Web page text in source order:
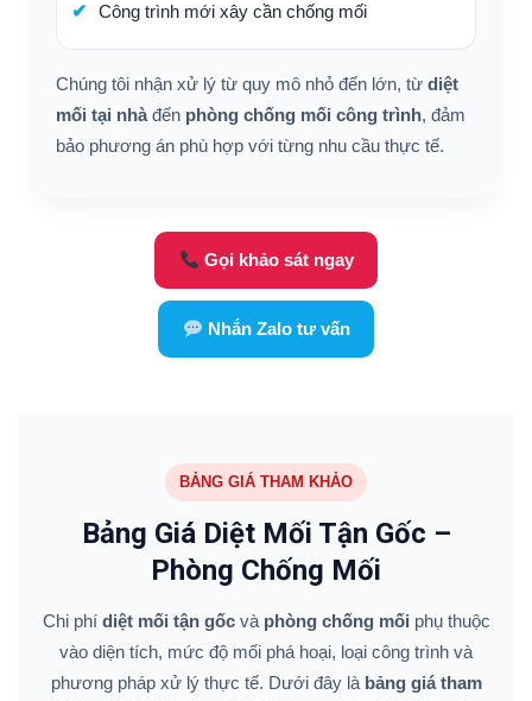
Công trình mới xây cần chống mối
Chúng tôi nhận xử lý từ quy mô nhỏ đến lớn, từ diệt
mối tại nhà đến phòng chống mối công trình, đảm
bảo phương án phù hợp với từng nhu cầu thực tế.
Gọi khảo sát ngay
Nhắn Zalo tư vấn
BẢNG GIÁ THAM KHẢO
Bảng Giá Diệt Mối Tận Gốc –
Phòng Chống Mối
Chi phí diệt mối tận gốcvà phòng chống mối phụ thuộc
vào diện tích, mức độ mối phá hoại, loại công trình và
phương pháp xử lý thực tế. Dưới đây là bảng giá tham